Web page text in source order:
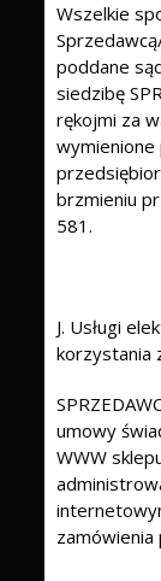
Wszelkie
poddane
siedzibę
rękojmi za
brzmieniu
581.
J. Usługi
korzystania
umowy
WWW